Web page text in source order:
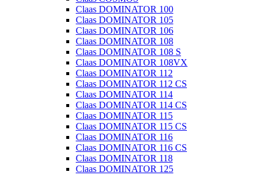
Claas DOMINATOR 100
Claas DOMINATOR 105
Claas DOMINATOR 106
Claas DOMINATOR 108
Claas DOMINATOR 108 S
Claas DOMINATOR 108VX
Claas DOMINATOR 112
Claas DOMINATOR 112 CS
Claas DOMINATOR 114
Claas DOMINATOR 114 CS
Claas DOMINATOR 115
Claas DOMINATOR 115 CS
Claas DOMINATOR 116
Claas DOMINATOR 116 CS
Claas DOMINATOR 118
Claas DOMINATOR 125